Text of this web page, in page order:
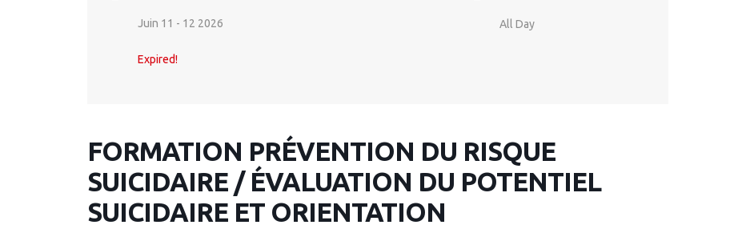
Juin 11 - 12 2026
Expired!
All Day
FORMATION PRÉVENTION DU RISQUE
SUICIDAIRE / ÉVALUATION DU POTENTIEL
SUICIDAIRE ET ORIENTATION